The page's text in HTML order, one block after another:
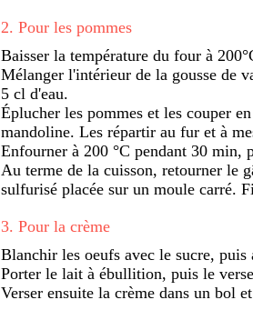
2. Pour les pommes
Baisser la température du four à
Mélanger l'intérieur de la gousse de
5 cl d'eau.
Éplucher les pommes et les couper
mandoline. Les répartir au fur et à
Enfourner à 200 °C pendant 30 min,
Au terme de la cuisson, retourner le
sulfurisé placée sur un moule carré.
3. Pour la crème
Blanchir les oeufs avec le sucre,
Porter le lait à ébullition, puis le
Verser ensuite la crème dans un bol